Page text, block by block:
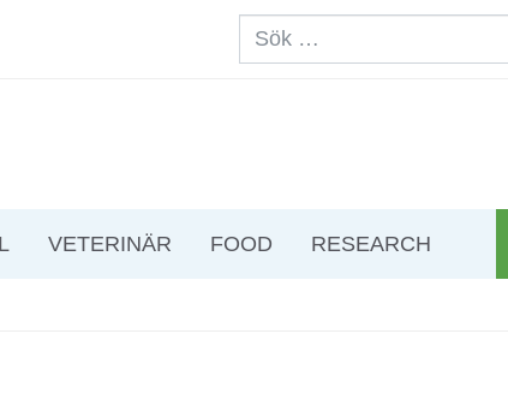
VETERINÄR FOOD RESEARCH